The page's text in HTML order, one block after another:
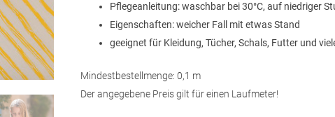
Pflegeanleitung: waschbar bei 30°C, auf niedriger
Eigenschaften: weicher Fall mit etwas Stand
geeignet für Kleidung, Tücher, Schals, Futter und
Mindestbestellmenge: 0,1 m
Der angegebene Preis gilt für einen Laufmeter!